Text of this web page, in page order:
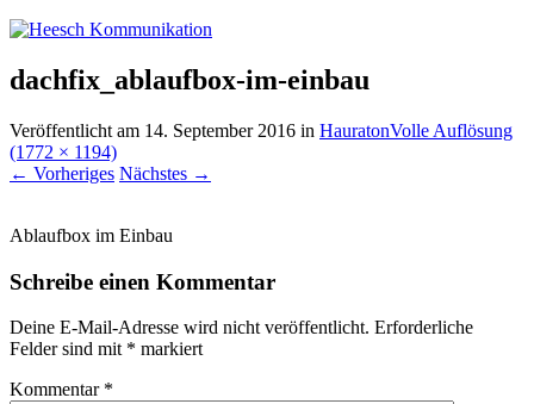
dachfix_ablaufbox-im-einbau
Veröffentlicht am 14. September 2016 in HauratonVolle Auflösung
(1772 × 1194)
← Vorheriges Nächstes →
Ablaufbox im Einbau
Schreibe einen Kommentar
Deine E-Mail-Adresse wird nicht veröffentlicht. Erforderliche
Felder sind mit * markiert
Kommentar *